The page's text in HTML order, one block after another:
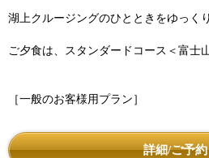
湖上クルージングのひとときをゆっく
ご夕食は、スタンダードコース＜富士
［一般のお客様用プラン］
詳細/ご予約